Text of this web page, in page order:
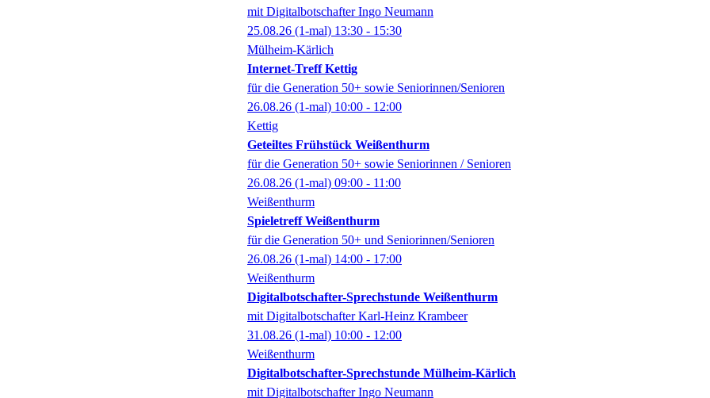
mit Digitalbotschafter Ingo Neumann
25.08.26 (1-mal) 13:30 - 15:30
Mülheim-Kärlich
Internet-Treff Kettig
für die Generation 50+ sowie Seniorinnen/Senioren
26.08.26 (1-mal) 10:00 - 12:00
Kettig
Geteiltes Frühstück Weißenthurm
für die Generation 50+ sowie Seniorinnen / Senioren
26.08.26 (1-mal) 09:00 - 11:00
Weißenthurm
Spieletreff Weißenthurm
für die Generation 50+ und Seniorinnen/Senioren
26.08.26 (1-mal) 14:00 - 17:00
Weißenthurm
Digitalbotschafter-Sprechstunde Weißenthurm
mit Digitalbotschafter Karl-Heinz Krambeer
31.08.26 (1-mal) 10:00 - 12:00
Weißenthurm
Digitalbotschafter-Sprechstunde Mülheim-Kärlich
mit Digitalbotschafter Ingo Neumann